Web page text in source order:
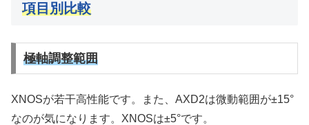
項目別比較
極軸調整範囲
XNOSが若干高性能です。また、AXD2は微動範囲が±15°
なのが気になります。XNOSは±5°です。